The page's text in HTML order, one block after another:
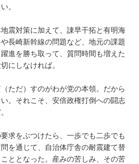
。
震対策に加えて、諌早干拓と有明海
長崎新幹線の問題など、地元の課題
進を勝ち取って、質問時間も増えた
にしなければ。
ただ）すのがわが党の本領。だから
い。それこそ、安倍政権打倒への闘志
求をぶつけたら、一歩でも二歩でも
を通じて、自治体庁舎の耐震建て替
ととなった。産みの苦しみ、その苦